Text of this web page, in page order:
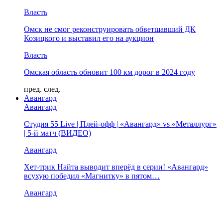
Власть
Омск не смог реконструировать обветшавший ДК
Козицкого и выставил его на аукцион
Власть
Омская область обновит 100 км дорог в 2024 году
пред. след.
Авангард
Авангард
Студия 55 Live | Плей-офф | «Авангард» vs «Металлург»
| 5-й матч (ВИДЕО)
Авангард
Хет-трик Найта выводит вперёд в серии! «Авангард»
всухую победил «Магнитку» в пятом…
Авангард